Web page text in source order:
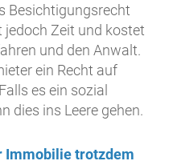
Besichtigungsrecht
jedoch Zeit und kostet
und den Anwalt.
ein Recht auf
es ein sozial
dies ins Leere gehen.
Immobilie trotzdem